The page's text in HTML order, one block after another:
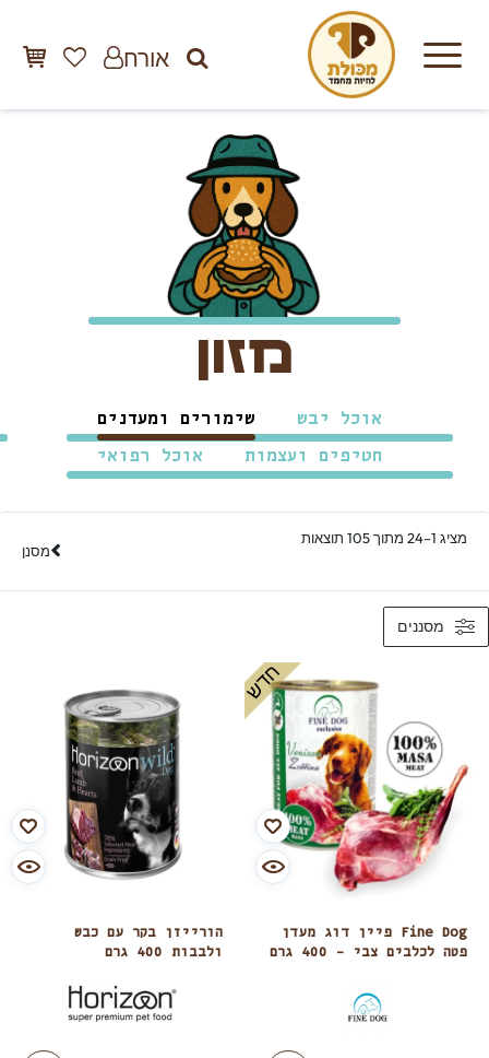
אורח
מזון
אוכל יבש שימורים ומעדנים
חטיפים ועצמות
אוכל רפואי
מציג 1–24 מתוך 105 תוצאות
מסנן
מסננים
Fine Dog פיין דוג מעדן
פטה לכלבים צבי – 400 גרם
חדש
הורייזן בקר עם כבש
ולבבות 400 גרם